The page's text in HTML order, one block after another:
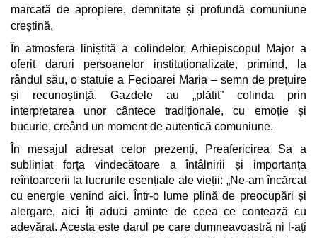
marcată de apropiere, demnitate și profundă comuniune
creștină.
În atmosfera liniștită a colindelor, Arhiepiscopul Major a
oferit daruri persoanelor instituționalizate, primind, la
rândul său, o statuie a Fecioarei Maria – semn de prețuire
și recunoștință. Gazdele au „plătit” colinda prin
interpretarea unor cântece tradiționale, cu emoție și
bucurie, creând un moment de autentică comuniune.
În mesajul adresat celor prezenți, Preafericirea Sa a
subliniat forța vindecătoare a întâlnirii și importanța
reîntoarcerii la lucrurile esențiale ale vieții: „Ne-am încărcat
cu energie venind aici. Într-o lume plină de preocupări și
alergare, aici îți aduci aminte de ceea ce contează cu
adevărat. Acesta este darul pe care dumneavoastră ni l-ați